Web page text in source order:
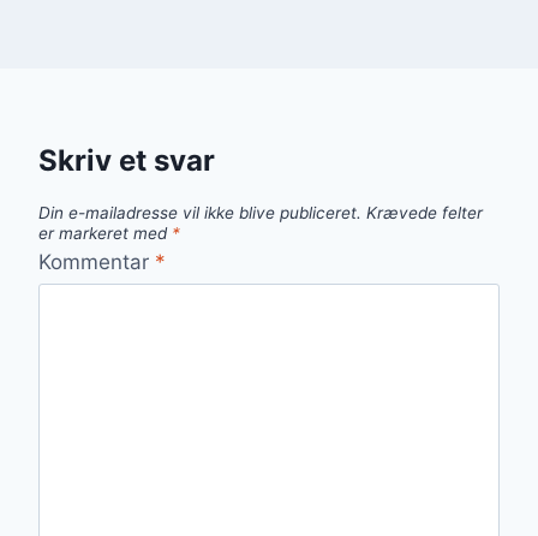
Skriv et svar
Din e-mailadresse vil ikke blive publiceret. Krævede felter
er markeret med *
Kommentar *